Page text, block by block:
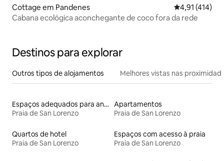
Cottage em Pandenes Classificação
4,91 (414)
Cabana ecológica aconchegante de coco fora da rede
Destinos para explorar
Outros tipos de alojamentos Melhores vistas nas
Espaços adequados para animais de estimação
Praia de San Lorenzo
Apartamentos
Praia de San Lorenzo
Quartos de hotel
Praia de San Lorenzo
Espaços com acesso à praia
Praia de San Lorenzo